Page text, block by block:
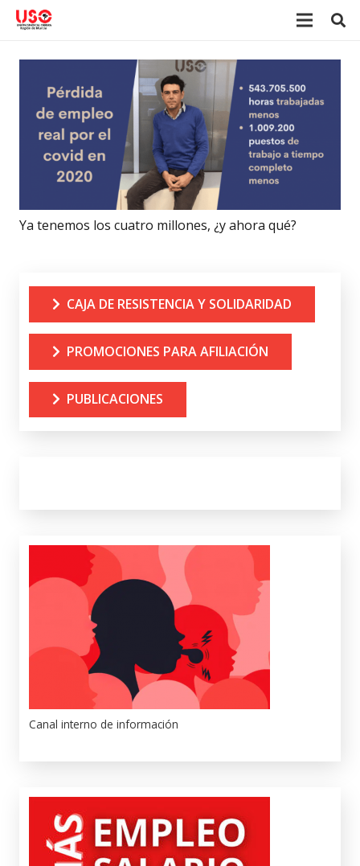
Ya tenemos los cuatro millones, ¿y ahora qué?
CAJA DE RESISTENCIA Y SOLIDARIDAD
PROMOCIONES PARA AFILIACIÓN
PUBLICACIONES
Canal interno de información